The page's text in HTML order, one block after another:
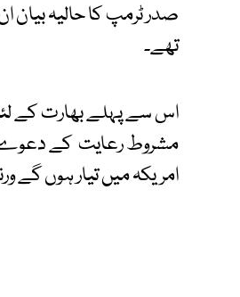
صدر ٹرمپ کا حالیہ
تھے۔
اس سے پہلے بھارت کے
امریکہ میں تیار ہوں گے ورنہ 25 فیصد ٹیرف بھارت پر